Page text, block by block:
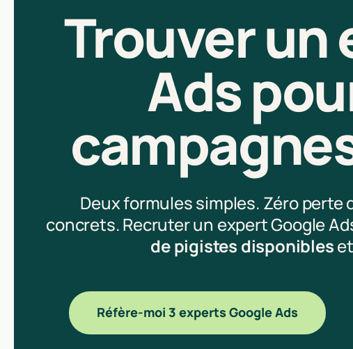
Trouver un
Ads
Deux formules simples. Zéro perte
concrets. Recruter un expert Google
de pigistes disponibleset
Réfère-moi 3 experts Google Ads